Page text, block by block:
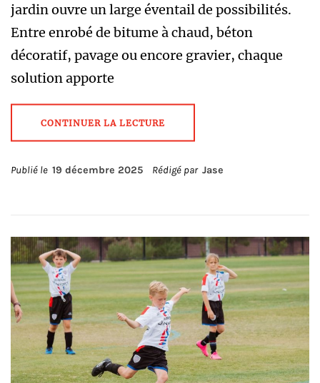
jardin ouvre un large éventail de possibilités.
Entre enrobé de bitume à chaud, béton
décoratif, pavage ou encore gravier, chaque
solution apporte
CONTINUER LA LECTURE
Publié le 19 décembre 2025 Rédigé par Jase